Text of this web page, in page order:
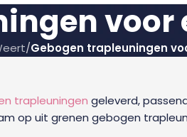
voor
/Gebogen trapleuningen
trapleuningen geleverd,
op uit grenen gebogen